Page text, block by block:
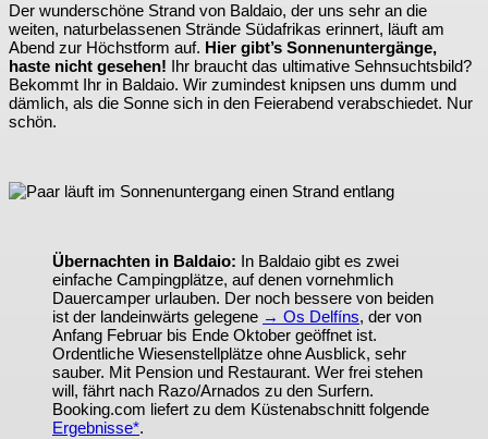
Der wunderschöne Strand von Baldaio, der uns sehr an die
weiten, naturbelassenen Strände Südafrikas erinnert, läuft am
Abend zur Höchstform auf. Hier gibt’s Sonnenuntergänge,
haste nicht gesehen! Ihr braucht das ultimative Sehnsuchtsbild?
Bekommt Ihr in Baldaio. Wir zumindest knipsen uns dumm und
dämlich, als die Sonne sich in den Feierabend verabschiedet. Nur
schön.
Übernachten in Baldaio: In Baldaio gibt es zwei
einfache Campingplätze, auf denen vornehmlich
Dauercamper urlauben. Der noch bessere von beiden
ist der landeinwärts gelegene → Os Delfíns, der von
Anfang Februar bis Ende Oktober geöffnet ist.
Ordentliche Wiesenstellplätze ohne Ausblick, sehr
sauber. Mit Pension und Restaurant. Wer frei stehen
will, fährt nach Razo/Arnados zu den Surfern.
Booking.com liefert zu dem Küstenabschnitt folgende
Ergebnisse*.